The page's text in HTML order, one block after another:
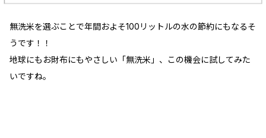
無洗米を選ぶことで年間およそ100リットルの水の節約にもなるそ
うです！！
地球にもお財布にもやさしい「無洗米」、この機会に試してみた
いですね。